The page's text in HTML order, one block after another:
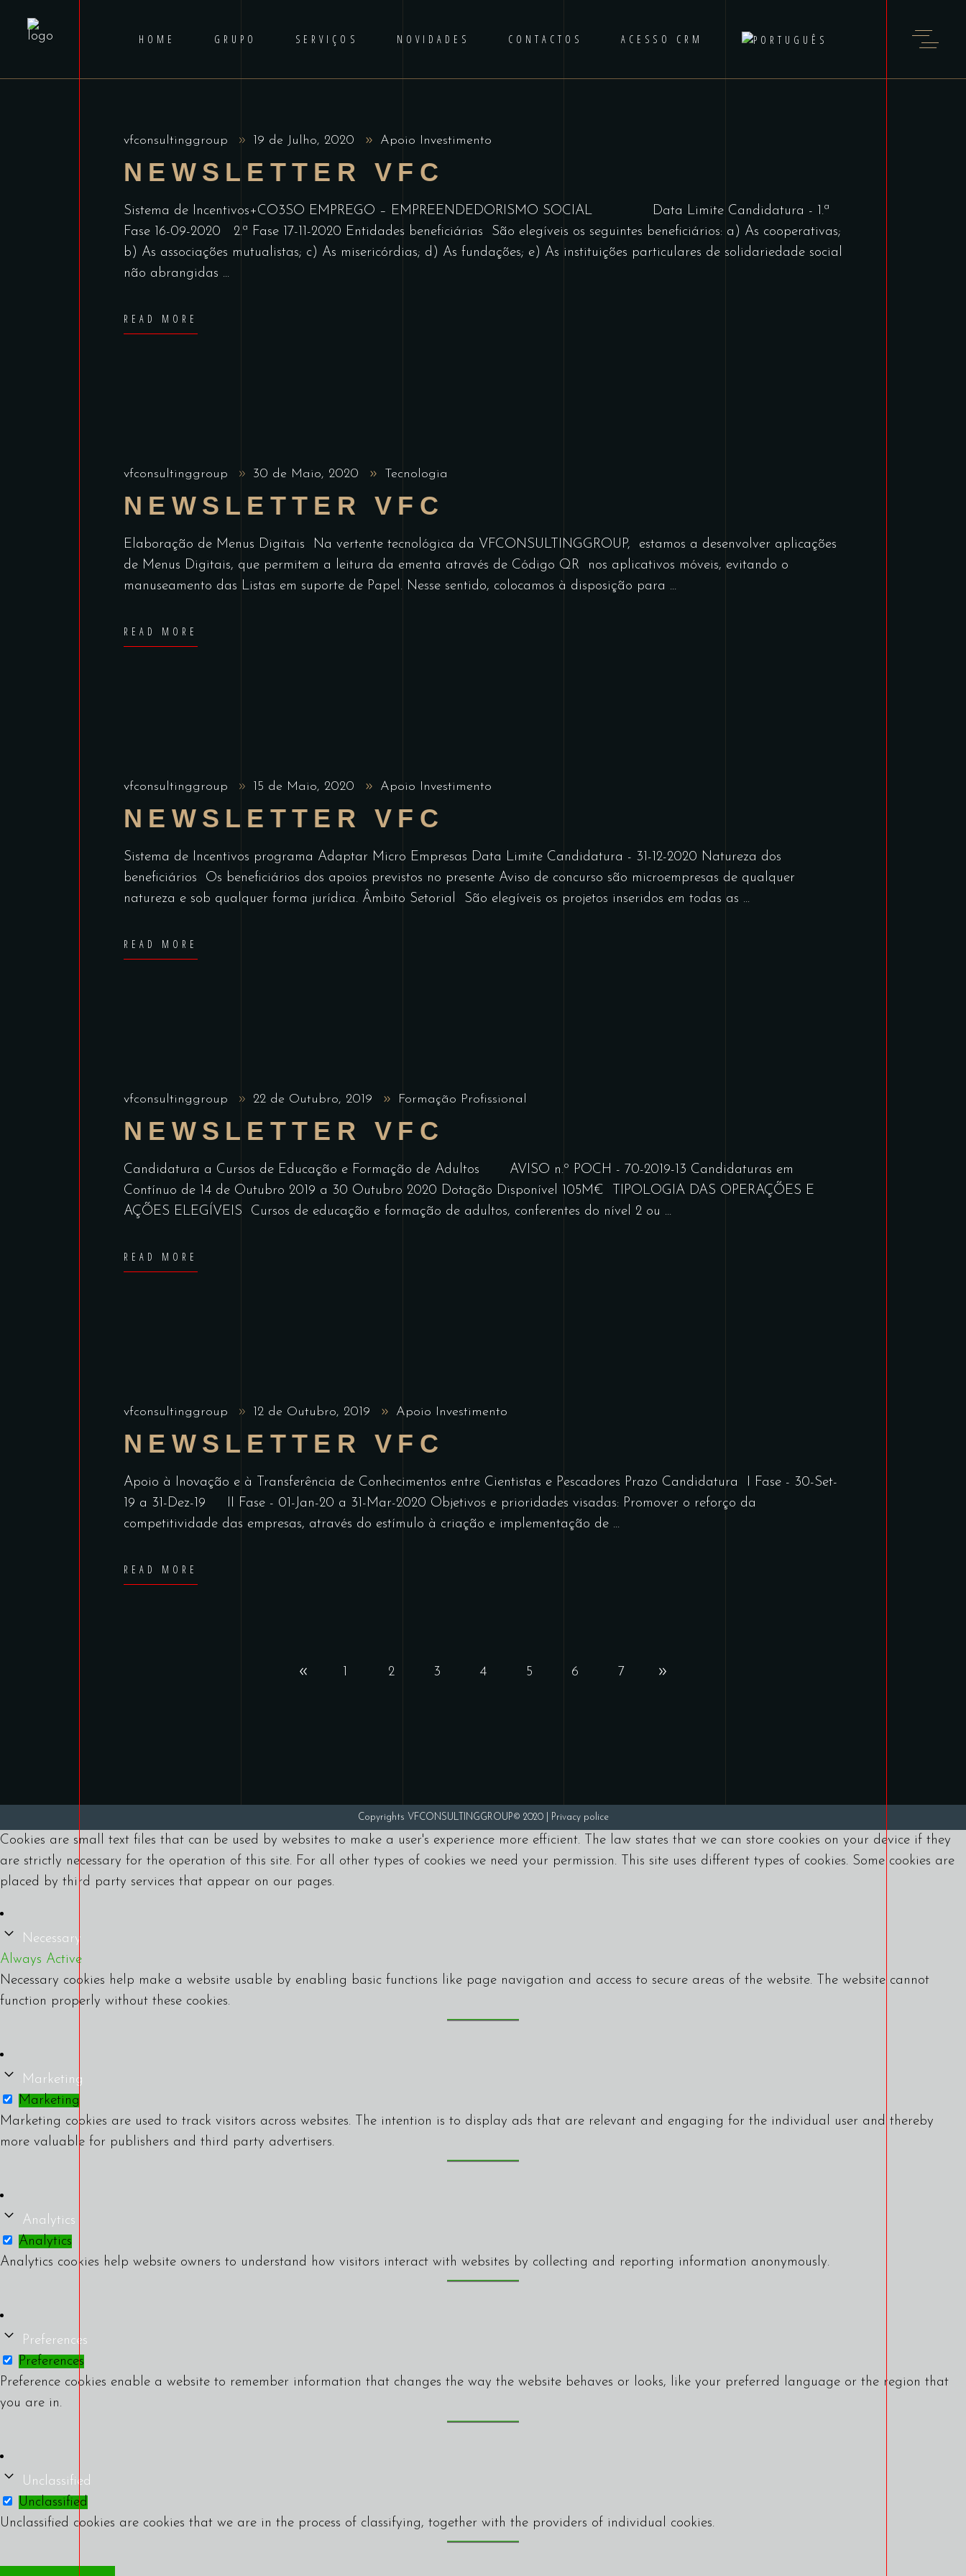
HOME GRUPO SERVIÇOS NOVIDADES CONTACTOS ACESSO CRM
vfconsultinggroup 19 de Julho, 2020 Apoio Investimento
NEWSLETTER VFC
Sistema de Incentivos+CO3SO EMPREGO – EMPREENDEDORISMO SOCIAL Data Limite Candidatura - 1.ª
Fase 16-09-2020 2.ª Fase 17-11-2020 Entidades beneficiárias São elegíveis os seguintes beneficiários: a) As cooperativas;
b) As associações mutualistas; c) As misericórdias; d) As fundações; e) As instituições particulares de solidariedade social
não abrangidas
READ MORE
vfconsultinggroup 30 de Maio, 2020 Tecnologia
NEWSLETTER VFC
Elaboração de Menus Digitais Na vertente tecnológica da VFCONSULTINGGROUP, estamos a desenvolver aplicações
de Menus Digitais, que permitem a leitura da ementa através de Código QR nos aplicativos móveis, evitando o
manuseamento das Listas em suporte de Papel. Nesse sentido, colocamos à disposição para
READ MORE
vfconsultinggroup 15 de Maio, 2020 Apoio Investimento
NEWSLETTER VFC
Sistema de Incentivos programa Adaptar Micro Empresas Data Limite Candidatura - 31-12-2020 Natureza dos
beneficiários Os beneficiários dos apoios previstos no presente Aviso de concurso são microempresas de qualquer
natureza e sob qualquer forma jurídica. Âmbito Setorial São elegíveis os projetos inseridos em todas as
READ MORE
vfconsultinggroup 22 de Outubro, 2019 Formação Profissional
NEWSLETTER VFC
Candidatura a Cursos de Educação e Formação de Adultos AVISO n.º POCH - 70-2019-13 Candidaturas em
Contínuo de 14 de Outubro 2019 a 30 Outubro 2020 Dotação Disponível 105M€ TIPOLOGIA DAS OPERAÇÕES E
AÇÕES ELEGÍVEIS Cursos de educação e formação de adultos, conferentes do nível 2 ou
READ MORE
vfconsultinggroup 12 de Outubro, 2019 Apoio Investimento
NEWSLETTER VFC
Apoio à Inovação e à Transferência de Conhecimentos entre Cientistas e Pescadores Prazo Candidatura I Fase - 30-Set-
19 a 31-Dez-19 II Fase - 01-Jan-20 a 31-Mar-2020 Objetivos e prioridades visadas: Promover o reforço da
competitividade das empresas, através do estímulo à criação e implementação de
READ MORE
1 2 3 4 5 6 7
Copyrights VFCONSULTINGGROUP© 2020 | Privacy police
Cookies are small text files that can be used by websites to make a user's experience more efficient. The law states that we can store cookies on your device if they
are strictly necessary for the operation of this site. For all other types of cookies we need your permission. This site uses different types of cookies. Some cookies are
placed by third party services that appear on our pages.
Necessary
Always Active
Necessary cookies help make a website usable by enabling basic functions like page navigation and access to secure areas of the website. The website cannot
function properly without these cookies.
Marketing
Marketing
Marketing cookies are used to track visitors across websites. The intention is to display ads that are relevant and engaging for the individual user and thereby
more valuable for publishers and third party advertisers.
Analytics
Analytics
Analytics cookies help website owners to understand how visitors interact with websites by collecting and reporting information anonymously.
Preferences
Preferences
Preference cookies enable a website to remember information that changes the way the website behaves or looks, like your preferred language or the region that
you are in.
Unclassified
Unclassified
Unclassified cookies are cookies that we are in the process of classifying, together with the providers of individual cookies.